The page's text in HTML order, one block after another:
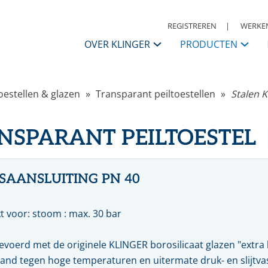
REGISTREREN
OVER KLINGER
KLINGER Nederland
Historie
Daarom KLINGER
Code of Conduct
PRODUCTEN
Afsluiters
Kogelkranen
Vlinderkleppen
Automatisering
Condensaatsystemen
Filters
Druk, reduceer & veiligheden
Warmwaterbereiders & stoomwatermengers
Ontluchters & vloeistoflozers
& glazen Transparant peiltoestellen Stalen
PN 40
voor: stoom : max. 30 bar
met de originele KLINGER borosilicaat glazen "extra
tegen hoge temperaturen en uitermate druk- en